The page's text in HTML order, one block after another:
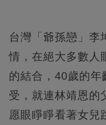
台灣「爺孫戀」李
情，在絕大多數人
的結合，40歲的年
受，就連林靖恩的
愿眼睜睜看著女兒